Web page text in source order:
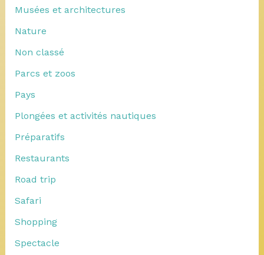
Musées et architectures
Nature
Non classé
Parcs et zoos
Pays
Plongées et activités nautiques
Préparatifs
Restaurants
Road trip
Safari
Shopping
Spectacle